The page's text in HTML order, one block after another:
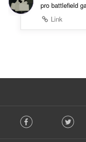
pro battlefield
Link
o Facebook